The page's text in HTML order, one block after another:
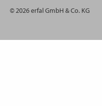
© 2026 erfal GmbH & Co. KG